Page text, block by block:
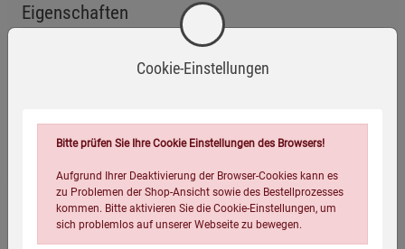
Eigenschaften
Verpackungsmaße (LxBxH):
15
Wird oft zusammen bestellt:
Cookie-Einstellungen
Bitte prüfen Sie Ihre Cookie Einstellungen des Browsers!
Aufgrund Ihrer Deaktivierung der Browser-Cookies kann es
zu Problemen der Shop-Ansicht sowie des Bestellprozesses
kommen. Bitte aktivieren Sie die Cookie-Einstellungen, um
sich problemlos auf unserer Webseite zu bewegen.